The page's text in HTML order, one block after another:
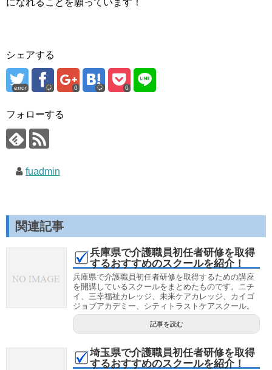
になれることを願っています！
シェアする
error 0 0
フォローする
fuadmin
関連記事
兵庫県で介護職員初任者研修を取得
するおすすめのスクールを紹介！
兵庫県で介護職員初任者研修を取得するための講座
を開講しているスクールをまとめたものです。ニチ
イ、三幸福祉カレッジ、未来ケアカレッジ、カイゴ
ジョブアカデミー、シティトラストケアスクール。
記事を読む
埼玉県で介護職員初任者研修を取得
するおすすめのスクールを紹介！